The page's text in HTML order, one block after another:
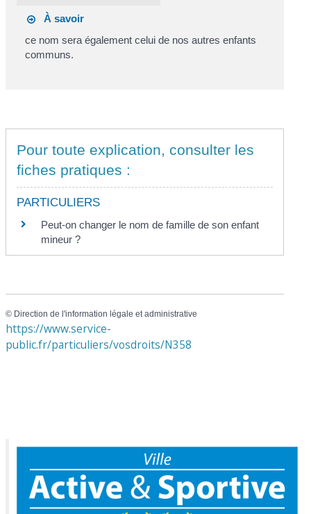
À savoir
ce nom sera également celui de nos autres enfants
communs.
Pour toute explication, consulter les
fiches pratiques :
PARTICULIERS
Peut-on changer le nom de famille de son enfant
mineur ?
© Direction de l'information légale et administrative
https://www.service-
public.fr/particuliers/vosdroits/N358